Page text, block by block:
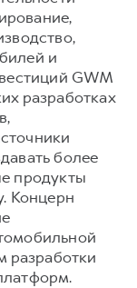
и
GWM
разработках
более
продукты
Концерн
разработки